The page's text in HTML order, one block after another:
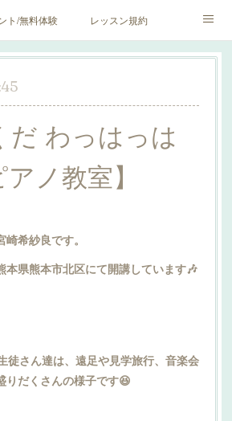
ト/無料体験 レッスン規約
だ わっはっは
アノ教室】
希紗良です。
本県熊本市北区にて開講しています🎶
徒さん達は、遠足や見学旅行、音楽会
りだくさんの様子です😆